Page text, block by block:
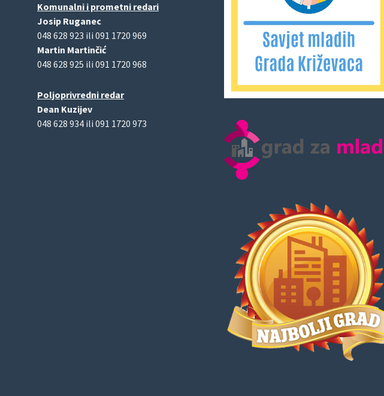
Komunalni i prometni redari
Josip Ruganec
048 628 923 ili 091 1720 969
Martin Martinčić
048 628 925 ili 091 1720 968
Poljoprivredni redar
Dean Kuzijev
048 628 934 ili 091 1720 973